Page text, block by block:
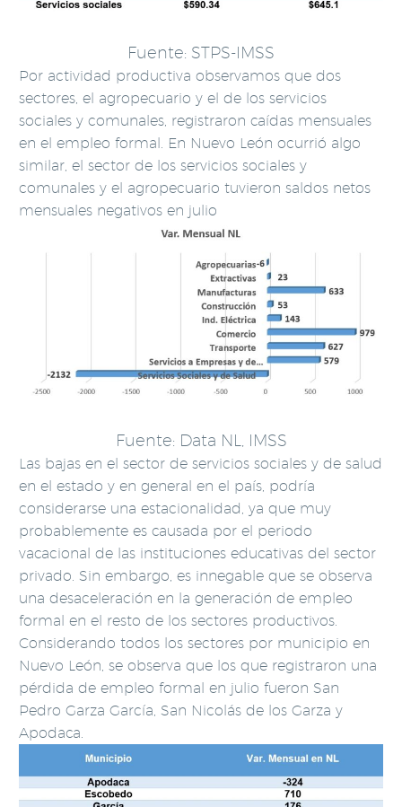
Fuente: STPS-IMSS
Por actividad productiva observamos que dos
sectores, el agropecuario y el de los servicios
sociales y comunales, registraron caídas mensuales
en el empleo formal. En Nuevo León ocurrió algo
similar, el sector de los servicios sociales y
comunales y el agropecuario tuvieron saldos netos
mensuales negativos en julio
Fuente: Data NL, IMSS
Las bajas en el sector de servicios sociales y de salud
en el estado y en general en el país, podría
considerarse una estacionalidad, ya que muy
probablemente es causada por el periodo
vacacional de las instituciones educativas del sector
privado. Sin embargo, es innegable que se observa
una desaceleración en la generación de empleo
formal en el resto de los sectores productivos.
Considerando todos los sectores por municipio en
Nuevo León, se observa que los que registraron una
pérdida de empleo formal en julio fueron San
Pedro Garza García, San Nicolás de los Garza y
Apodaca.